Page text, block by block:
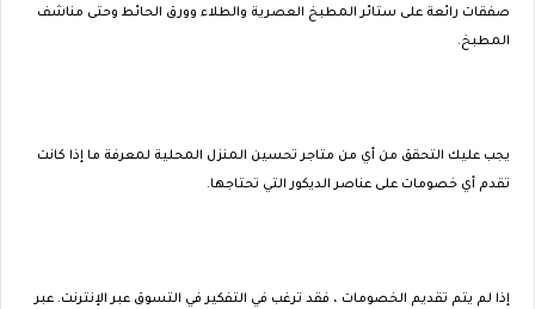
صفقات رائعة على ستائر المطبخ العصرية والطلاء وورق الحائط وحتى مناشف
المطبخ.
يجب عليك التحقق من أي من متاجر تحسين المنزل المحلية لمعرفة ما إذا كانت
تقدم أي خصومات على عناصر الديكور التي تحتاجها.
إذا لم يتم تقديم الخصومات ، فقد ترغب في التفكير في التسوق عبر الإنترنت. عبر